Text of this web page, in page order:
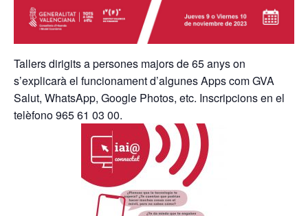
Tallers dirigits a persones majors de 65 anys on
s’explicarà el funcionament d’algunes Apps com GVA
Salut, WhatsApp, Google Photos, etc. Inscripcions en el
telèfono 965 61 03 00.